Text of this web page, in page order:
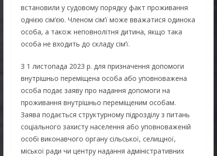
встановили у судовому порядку факт проживання
однією сім’єю. Членом сім’ї може вважатися одинока
особа, а також неповнолітня дитина, якщо така
особа не входить до складу сім’ї.
З 1 листопада 2023 р. для призначення допомоги
внутрішньо переміщена особа або уповноважена
особа подає заяву про надання допомоги на
проживання внутрішньо переміщеним особам.
Заява подається структурному підрозділу з питань
соціального захисту населення або уповноваженій
особі виконавчого органу сільської, селищної,
міської ради чи центру надання адміністративних